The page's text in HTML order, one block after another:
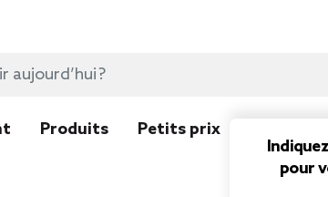
pour
Produits Petits prix